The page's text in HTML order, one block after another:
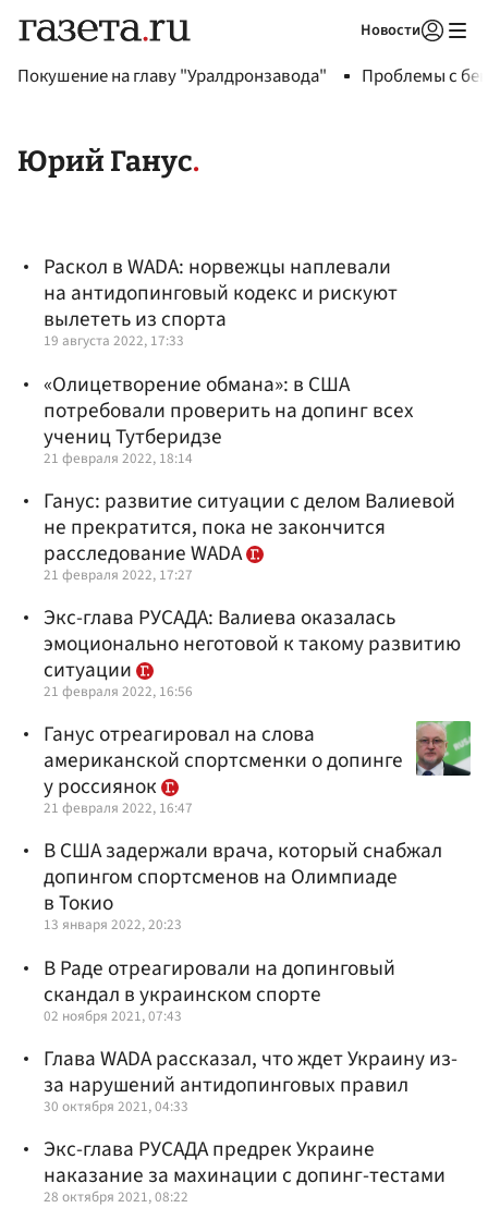
Новости
Покушение на главу "Уралдронзавода" Проблемы с
Юрий Ганус
Раскол в WADA: норвежцы наплевали
на антидопинговый кодекс и рискуют
вылететь из спорта
19 августа 2022, 17:33
«Олицетворение обмана»: в США
потребовали проверить на допинг всех
учениц Тутберидзе
21 февраля 2022, 18:14
Ганус: развитие ситуации с делом Валиевой
не прекратится, пока не закончится
расследование WADA
21 февраля 2022, 17:27
Экс-глава РУСАДА: Валиева оказалась
эмоционально неготовой к такому развитию
ситуации
21 февраля 2022, 16:56
Ганус отреагировал на слова
американской спортсменки о допинге
у россиянок
21 февраля 2022, 16:47
В США задержали врача, который снабжал
допингом спортсменов на Олимпиаде
в Токио
13 января 2022, 20:23
В Раде отреагировали на допинговый
скандал в украинском спорте
02 ноября 2021, 07:43
Глава WADA рассказал, что ждет Украину из-
за нарушений антидопинговых правил
30 октября 2021, 04:33
Экс-глава РУСАДА предрек Украине
наказание за махинации с допинг-тестами
28 октября 2021, 08:22